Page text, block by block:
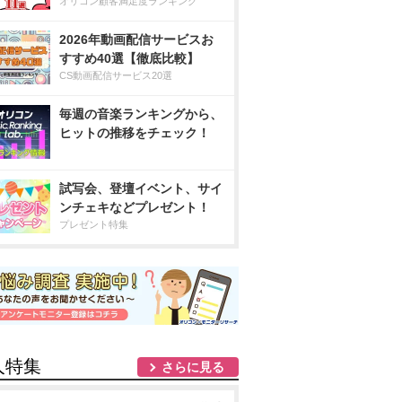
2026年動画配信サービスお
すすめ40選【徹底比較】
CS動画配信サービス20選
毎週の音楽ランキングから、
ヒットの推移をチェック！
試写会、登壇イベント、サイ
ンチェキなどプレゼント！
プレゼント特集
特集 さらに見る